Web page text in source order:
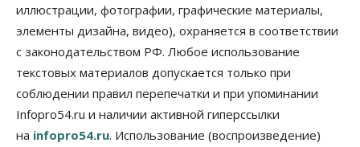
Общество
Синоптики рассказали о погоде в Новосибирске
на выходных
07 Августа 2026, 12:00
Жители Новосибирска смогут добровольно
повысить свою пенсию
07 Августа 2026, 11:30
иллюстрации, фотографии, графические материалы,
элементы дизайна, видео), охраняется в соответствии
с законодательством РФ. Любое использование
текстовых материалов допускается только при
соблюдении правил перепечатки и при упоминании
Infopro54.ru и наличии активной гиперссылки
на infopro54.ru. Использование (воспроизведение)